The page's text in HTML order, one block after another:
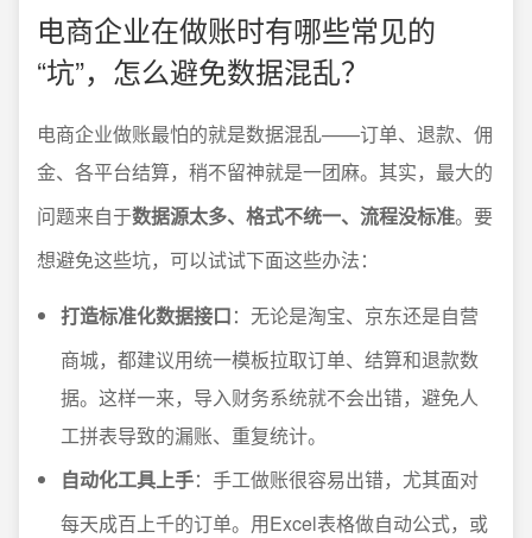
电商企业在做账时有哪些常见的
“坑”，怎么避免数据混乱？
电商企业做账最怕的就是数据混乱——订单、退款、佣
金、各平台结算，稍不留神就是一团麻。其实，最大的
问题来自于数据源太多、格式不统一、流程没标准。要
想避免这些坑，可以试试下面这些办法：
打造标准化数据接口：无论是淘宝、京东还是自营
商城，都建议用统一模板拉取订单、结算和退款数
据。这样一来，导入财务系统就不会出错，避免人
工拼表导致的漏账、重复统计。
自动化工具上手：手工做账很容易出错，尤其面对
每天成百上千的订单。用Excel表格做自动公式，或